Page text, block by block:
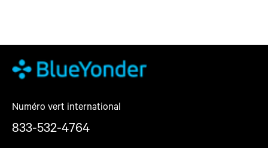
Numéro vert international
833-532-4764